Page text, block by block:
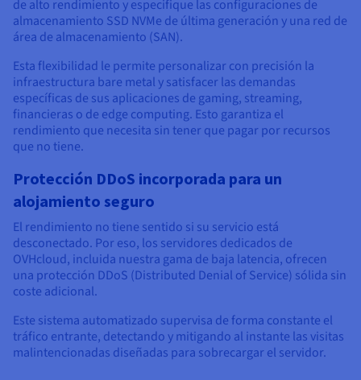
de alto rendimiento y especifique las configuraciones de
almacenamiento SSD NVMe de última generación y una red de
área de almacenamiento (SAN).
Esta flexibilidad le permite personalizar con precisión la
infraestructura bare metal y satisfacer las demandas
específicas de sus aplicaciones de gaming, streaming,
financieras o de edge computing. Esto garantiza el
rendimiento que necesita sin tener que pagar por recursos
que no tiene.
Protección DDoS incorporada para un
alojamiento seguro
El rendimiento no tiene sentido si su servicio está
desconectado. Por eso, los servidores dedicados de
OVHcloud, incluida nuestra gama de baja latencia, ofrecen
una protección DDoS (Distributed Denial of Service) sólida sin
coste adicional.
Este sistema automatizado supervisa de forma constante el
tráfico entrante, detectando y mitigando al instante las visitas
malintencionadas diseñadas para sobrecargar el servidor.